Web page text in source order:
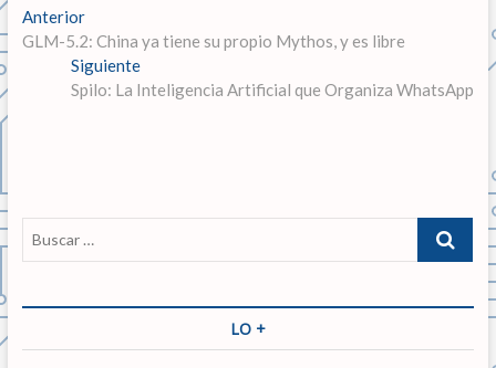
N
a
c
i
ó
n
AnteriorE
n
t
r
e
i
r
GLM-5.2: China ya tiene su propio Mythos, y es libre
Siguiente
n
i
u
e
Spilo: La Inteligencia Artificial que Organiza WhatsApp
c
r
LO +